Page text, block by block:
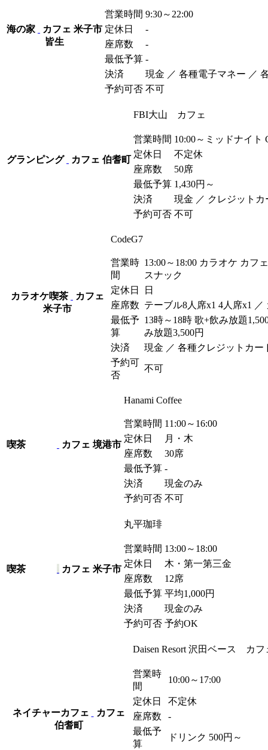
海の家 カフェ 米子市
皆生
営業時間 9:30～22:00
定休日
-
座席数
-
最低予算 -
決済
現金 ／ 各種電子マネー ／
予約可否 不可
グランピング カフェ 伯耆町
FBI大山 カフェ
営業時間 10:00～ミッドナイト
定休日
不定休
座席数
50席
最低予算 1,430円 ～
決済
現金 ／ クレジットカ
予約可否 不可
カラオケ喫茶
カフェ
米子市
CodeG7
営業時
間
13:00～18:00 カラオケ カフ
スナック
定休日
日
座席数 テーブル8人席x1 4人席x1 ／
最低予
算
13時～18時 歌+飲み放題
み放題3,500円
決済
現金 ／ 各種クレジットカー
予約可
否
不可
喫茶 カフェ 境港市
Hanami Coffee
営業時間 11:00～16:00
定休日
月・木
座席数
30席
最低予算 -
決済
現金のみ
予約可否 不可
喫茶 カフェ 米子市
丸平珈琲
営業時間 13:00～18:00
定休日
木・第一第三金
座席数
12席
最低予算 平均1,000円
決済
現金のみ
予約可否 予約OK
ネイチャーカフェ
カフェ
伯耆町
Daisen Resort 沢田ベース カフ
営業時
間
10:00～17:00
定休日
不定休
座席数
-
最低予
算
ドリンク 500円 ～